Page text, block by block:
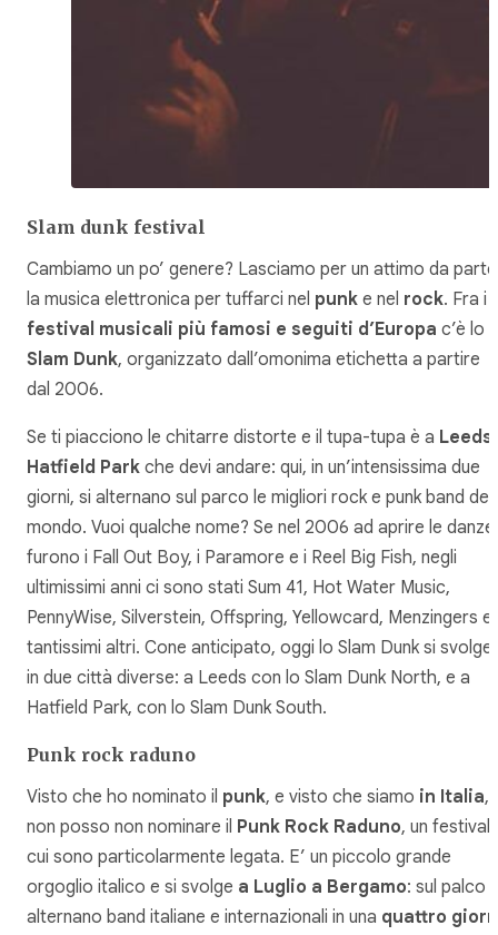
Slam dunk festival
Cambiamo un po’ genere? Lasciamo per un attimo da parte
la musica elettronica per tuffarci nel punk e nel rock. Fra i
festival musicali più famosi e seguiti d’Europa c’è lo
Slam Dunk, organizzato dall’omonima etichetta a partire
dal 2006.
Se ti piacciono le chitarre distorte e il tupa-tupa è a Leeds
Hatfield Park che devi andare: qui, in un’intensissima due
giorni, si alternano sul parco le migliori rock e punk band del
mondo. Vuoi qualche nome? Se nel 2006 ad aprire le danze
furono i Fall Out Boy, i Paramore e i Reel Big Fish, negli
ultimissimi anni ci sono stati Sum 41, Hot Water Music,
PennyWise, Silverstein, Offspring, Yellowcard, Menzingers e
tantissimi altri. Cone anticipato, oggi lo Slam Dunk si svolge
in due città diverse: a Leeds con lo Slam Dunk North, e a
Hatfield Park, con lo Slam Dunk South.
Punk rock raduno
Visto che ho nominato il punk, e visto che siamo in Italia,
non posso non nominare il Punk Rock Raduno, un festival
cui sono particolarmente legata. E’ un piccolo grande
orgoglio italico e si svolge a Luglio a Bergamo: sul palco
alternano band italiane e internazionali in una quattro